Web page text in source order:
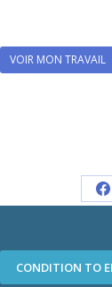
VOIR MON TRAVAIL
CONDITION TO